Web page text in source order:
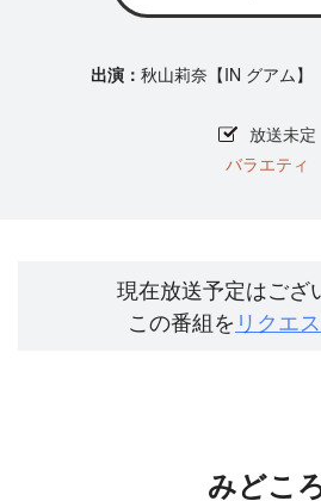
秋山莉奈【IN グアム】
放送未定
バラエティ
現在放送予定はござ
この番組を リクエ
みどこ